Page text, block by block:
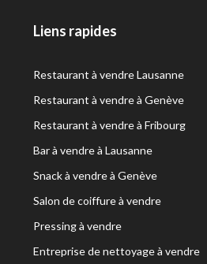
Liens rapides
Restaurant à vendre Lausanne
Restaurant à vendre à Genève
Restaurant à vendre à Fribourg
Bar à vendre à Lausanne
Snack à vendre à Genève
Salon de coiffure à vendre
Pressing à vendre
Entreprise de nettoyage à vendre